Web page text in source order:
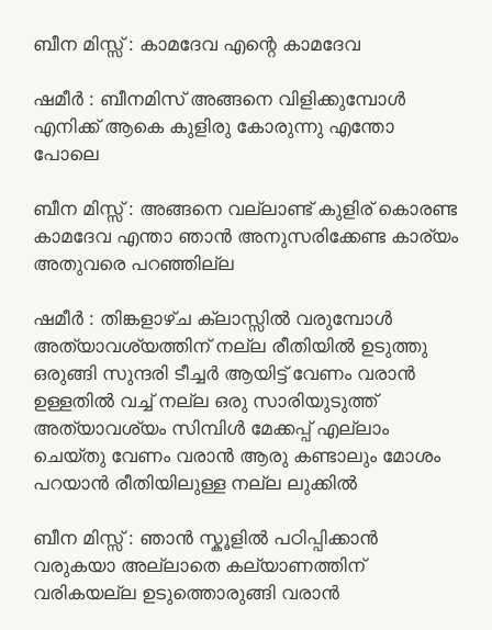
ബീന മിസ്സ്‌ : കാമദേവ എന്റെ കാമദേവ
ഷമീർ : ബീനമിസ് അങ്ങനെ വിളിക്കുമ്പോൾ
എനിക്ക് ആകെ കുളിരു കോരുന്നു എന്തോ
പോലെ
ബീന മിസ്സ്‌ : അങ്ങനെ വല്ലാണ്ട് കുളിര് കൊരണ്ട
കാമദേവ എന്താ ഞാൻ അനുസരിക്കേണ്ട കാര്യം
അതുവരെ പറഞ്ഞില്ല
ഷമീർ : തിങ്കളാഴ്ച ക്ലാസ്സിൽ വരുമ്പോൾ
അത്യാവശ്യത്തിന് നല്ല രീതിയിൽ ഉടുത്തു
ഒരുങ്ങി സുന്ദരി ടീച്ചർ ആയിട്ട് വേണം വരാൻ
ഉള്ളതിൽ വച്ച് നല്ല ഒരു സാരിയുടുത്ത്
അത്യാവശ്യം സിമ്പിൾ മേക്കപ്പ് എല്ലാം
ചെയ്തു വേണം വരാൻ ആരു കണ്ടാലും മോശം
പറയാൻ രീതിയിലുള്ള നല്ല ലുക്കിൽ
ബീന മിസ്സ്‌ : ഞാൻ സ്കൂളിൽ പഠിപ്പിക്കാൻ
വരുകയാ അല്ലാതെ കല്യാണത്തിന്
വരികയല്ല ഉടുത്തൊരുങ്ങി വരാൻ